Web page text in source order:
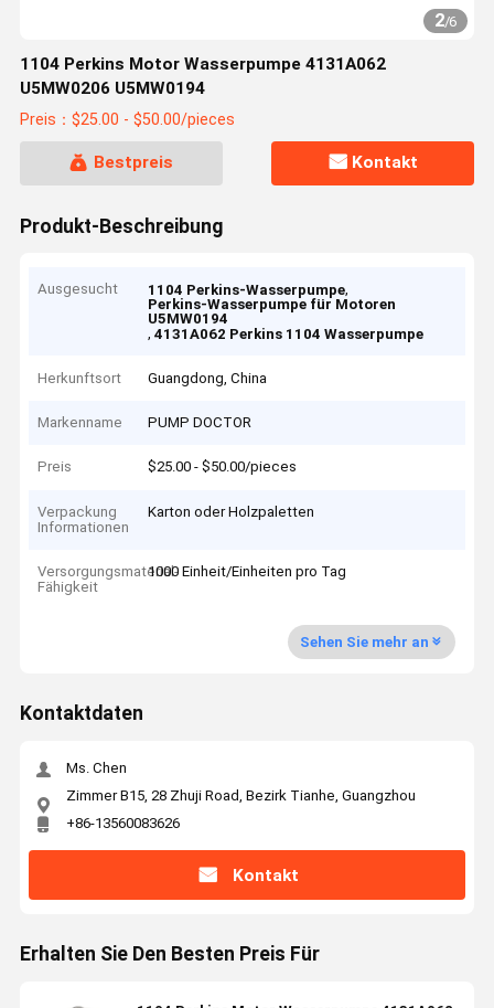
2/6
1104 Perkins Motor Wasserpumpe 4131A062
U5MW0206 U5MW0194
Preis：$25.00 - $50.00/pieces
Bestpreis Kontakt
Produkt-Beschreibung
Ausgesucht 1104 Perkins-Wasserpumpe,
Perkins-Wasserpumpe für Motoren
U5MW0194
,4131A062 Perkins 1104 Wasserpumpe
Herkunftsort Guangdong, China
Markenname PUMP DOCTOR
Preis $25.00 - $50.00/pieces
Verpackung
Informationen
Karton oder Holzpaletten
Versorgungsmaterial-
Fähigkeit
1000 Einheit/Einheiten pro Tag
Sehen Sie mehr an
Kontaktdaten
Ms. Chen
Zimmer B15, 28 Zhuji Road, Bezirk Tianhe, Guangzhou
+86-13560083626
Kontakt
Erhalten Sie Den Besten Preis Für